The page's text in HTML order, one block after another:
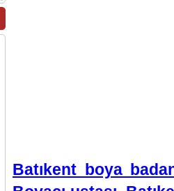
Batıkent boya